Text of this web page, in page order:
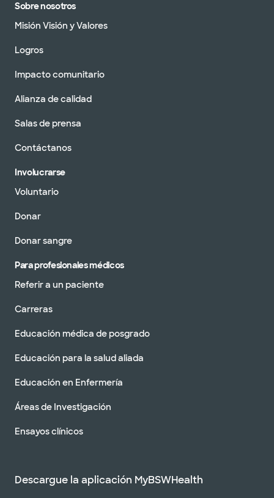
Sobre nosotros
Misión Visión y Valores
Logros
Impacto comunitario
Alianza de calidad
Salas de prensa
Contáctanos
Involucrarse
Voluntario
Donar
Donar sangre
Para profesionales médicos
Referir a un paciente
Carreras
Educación médica de posgrado
Educación para la salud aliada
Educación en Enfermería
Áreas de Investigación
Ensayos clínicos
Descargue la aplicación MyBSWHealth